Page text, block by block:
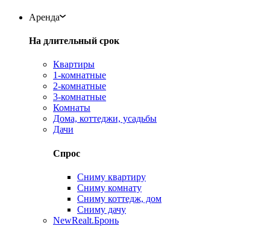
Аренда
На длительный срок
Квартиры
1-комнатные
2-комнатные
3-комнатные
Комнаты
Дома, коттеджи, усадьбы
Дачи
Спрос
Сниму квартиру
Сниму комнату
Сниму коттедж, дом
Сниму дачу
NewRealt.Бронь